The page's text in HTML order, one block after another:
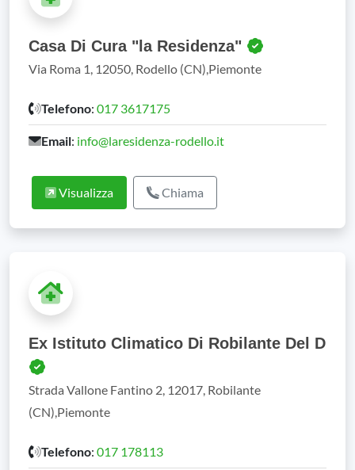
Casa Di Cura "la Residenza"
Via Roma 1, 12050, Rodello (CN),Piemonte
Telefono: 017 3617175
Email: info@laresidenza-rodello.it
Visualizza Chiama
Ex Istituto Climatico Di Robilante Del D
Strada Vallone Fantino 2, 12017, Robilante
(CN),Piemonte
Telefono: 017 178113